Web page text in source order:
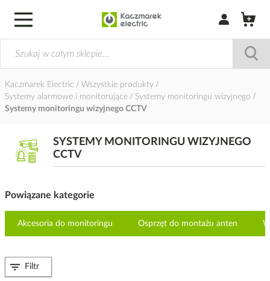
Zaloguj się /
Kaczmarek Electric
Wszystkie produkty
Systemy alarmowe i monitorujące
Systemy monitoringu wizyjnego
Systemy monitoringu wizyjnego CCTV
SYSTEMY MONITORINGU WIZYJNEGO
CCTV
Powiązane kategorie
Akcesoria do monitoringu Osprzęt do montażu anten
Filtr